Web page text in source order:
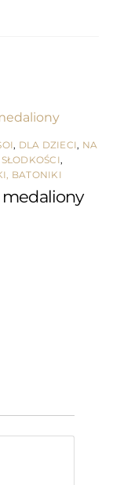
, DLA DZIECI, NA
SŁODKOŚCI,
BATONIKI